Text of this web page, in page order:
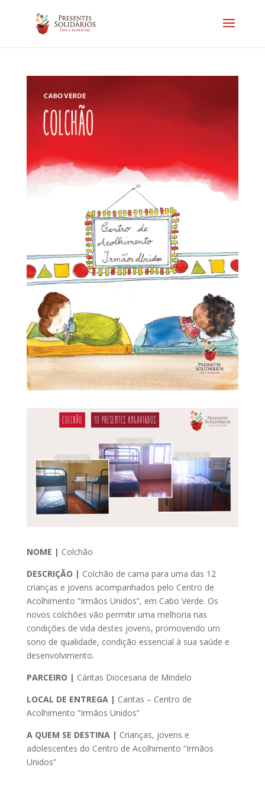
NOME | Colchão
DESCRIÇÃO | Colchão de cama para uma das 12
crianças e jovens acompanhados pelo Centro de
Acolhimento “Irmãos Unidos”, em Cabo Verde. Os
novos colchões vão permitir uma melhoria nas
condições de vida destes jovens, promovendo um
sono de qualidade, condição essencial à sua saúde e
desenvolvimento.
PARCEIRO | Cáritas Diocesana de Mindelo
LOCAL DE ENTREGA | Caritas – Centro de
Acolhimento “Irmãos Unidos”
A QUEM SE DESTINA | Crianças, jovens e
adolescentes do Centro de Acolhimento “Irmãos
Unidos”